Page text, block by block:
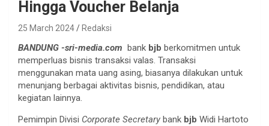
Hingga Voucher Belanja
25 March 2024 Redaksi
BANDUNG -sri-media.com bank bjb berkomitmen untuk
memperluas bisnis transaksi valas. Transaksi
menggunakan mata uang asing, biasanya dilakukan untuk
menunjang berbagai aktivitas bisnis, pendidikan, atau
kegiatan lainnya.
Pemimpin Divisi Corporate Secretary bank bjb Widi Hartoto